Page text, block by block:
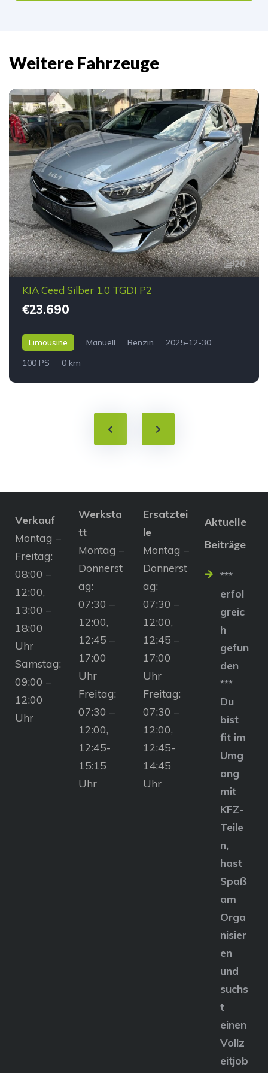
Weitere Fahrzeuge
20
KIA Ceed Silber 1.0 TGDI P2
€23.690
Limousine Manuell Benzin
2025-12-30
100 PS
0 km
Verkauf
Montag –
Freitag:
08:00 –
12:00,
13:00 –
18:00
Uhr
Samstag:
09:00 –
12:00
Uhr
Werksta
tt
Montag –
Donnerst
ag:
07:30 –
12:00,
12:45 –
17:00
Uhr
Freitag:
07:30 –
12:00,
12:45-
15:15
Uhr
Ersatztei
le
Montag –
Donnerst
ag:
07:30 –
12:00,
12:45 –
17:00
Uhr
Freitag:
07:30 –
12:00,
12:45-
14:45
Uhr
Aktuelle
Beiträge
***
erfol
greic
h
gefun
den
***
Du
bist
fit im
Umg
ang
mit
KFZ-
Teile
n,
hast
Spaß
am
Orga
nisier
en
und
suchs
t
einen
Vollz
eitjob